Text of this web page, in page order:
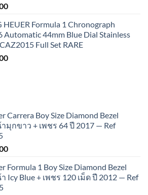
HEUER Formula 1 Chronograph
Automatic 44mm Blue Dial Stainless
Full Set RARE
Carrera Boy Size Diamond Bezel
มุกขาว + เพชร 64 ปี 2017 — Ref
Formula 1 Boy Size Diamond Bezel
Icy Blue + เพชร 120 เม็ด ปี 2012 — Ref